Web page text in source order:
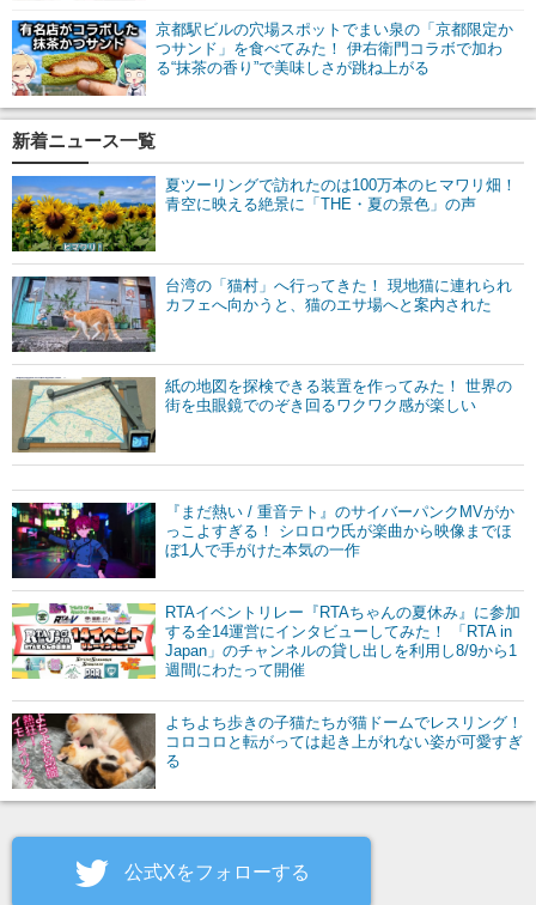
京都駅ビルの穴場スポットでまい泉の「京都限定か
つサンド」を食べてみた！ 伊右衛門コラボで加わ
る“抹茶の香り”で美味しさが跳ね上がる
新着ニュース一覧
夏ツーリングで訪れたのは100万本のヒマワリ畑！
青空に映える絶景に「THE・夏の景色」の声
台湾の「猫村」へ行ってきた！ 現地猫に連れられ
カフェへ向かうと、猫のエサ場へと案内された
紙の地図を探検できる装置を作ってみた！ 世界の
街を虫眼鏡でのぞき回るワクワク感が楽しい
『まだ熱い / 重音テト』のサイバーパンクMVがか
っこよすぎる！ シロロウ氏が楽曲から映像までほ
ぼ1人で手がけた本気の一作
RTAイベントリレー『RTAちゃんの夏休み』に参加
する全14運営にインタビューしてみた！ 「RTA in
Japan」のチャンネルの貸し出しを利用し8/9から1
週間にわたって開催
よちよち歩きの子猫たちが猫ドームでレスリング！
コロコロと転がっては起き上がれない姿が可愛すぎ
る
公式Xをフォローする